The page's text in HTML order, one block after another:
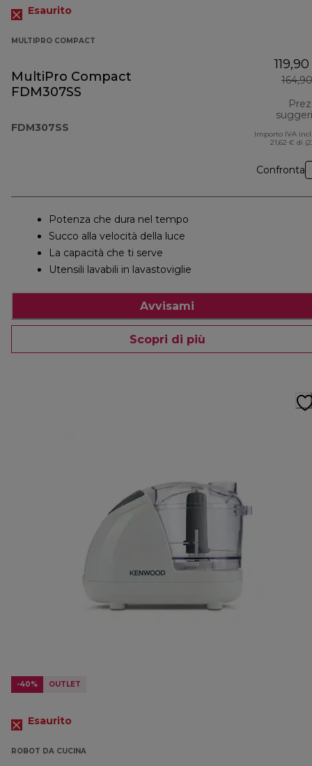
Esaurito
MULTIPRO COMPACT
MultiPro Compact
FDM307SS
FDM307SS
Importo IVA
21,62 € di
Confronta
Potenza che dura nel tempo
Succo alla velocità della luce
La capacità che ti serve
Utensili lavabili in lavastoviglie
Avvisami
Scopri di più
-40% OUTLET
Esaurito
ROBOT DA CUCINA